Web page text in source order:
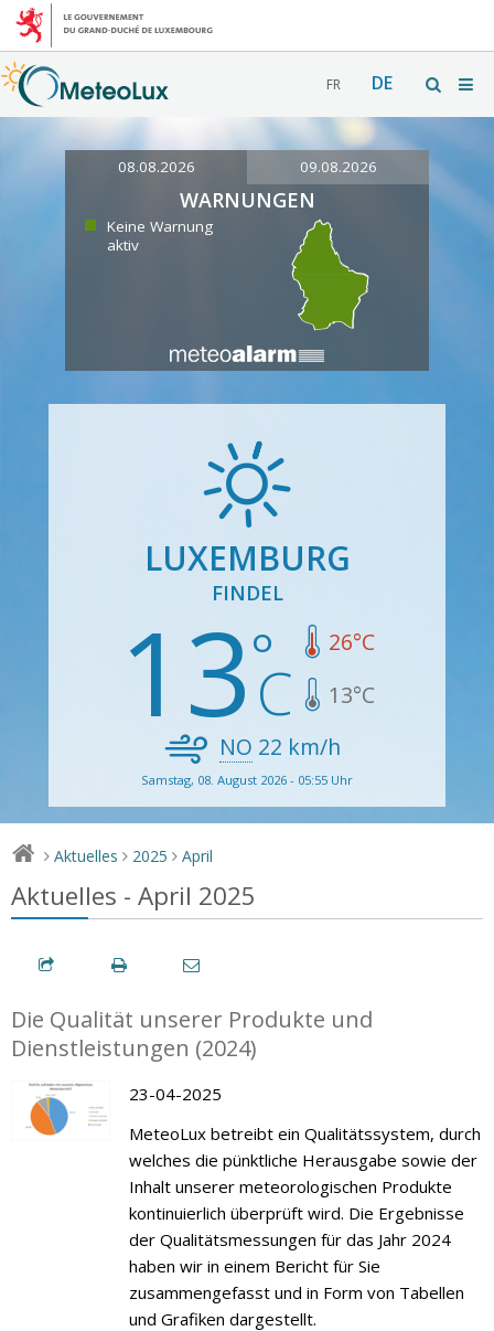
FR DE
08.08.2026 09.08.2026
WARNUNGEN
Keine Warnung
aktiv
LUXEMBURG
FINDEL
13 26°C
13°C
NO 22 km/h
Samstag, 08. August 2026 - 05:55 Uhr
> Aktuelles > 2025 > April
Aktuelles - April 2025
Die Qualität unserer Produkte und
Dienstleistungen (2024)
23-04-2025
MeteoLux betreibt ein Qualitätssystem, durch
welches die pünktliche Herausgabe sowie der
Inhalt unserer meteorologischen Produkte
kontinuierlich überprüft wird. Die Ergebnisse
der Qualitätsmessungen für das Jahr 2024
haben wir in einem Bericht für Sie
zusammengefasst und in Form von Tabellen
und Grafiken dargestellt.